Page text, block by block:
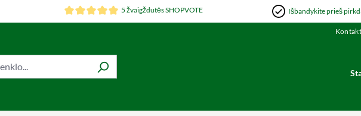
5 žvaigždutės SHOPVOTE Išbandykite prieš